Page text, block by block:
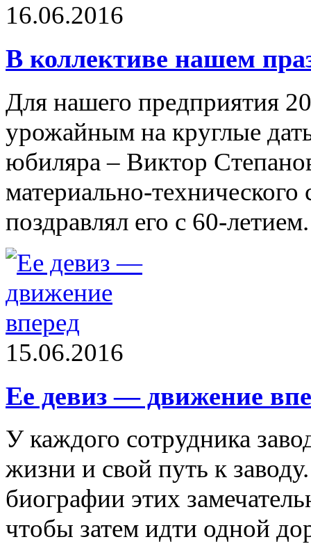
16.06.2016
В коллективе нашем
Для нашего предприятия
урожайным на круглые
юбиляра – Виктор
материально-
поздравлял его с 60-летием.
15.06.2016
Ее девиз — движение
У каждого сотрудника
жизни и свой путь к
биографии этих
чтобы затем идти одной